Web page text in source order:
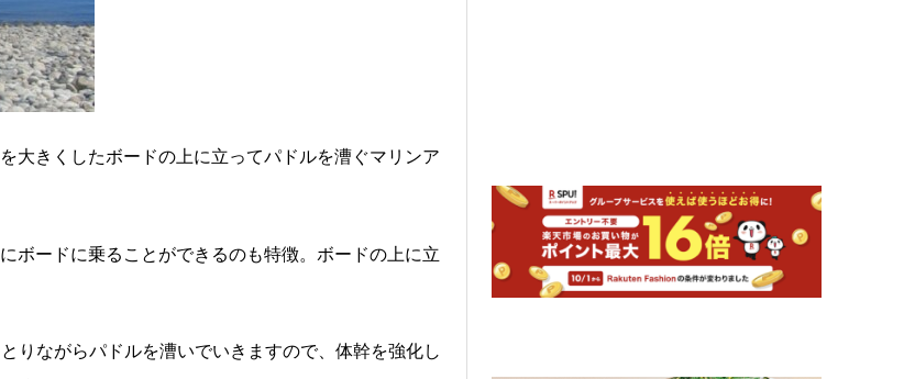
大きくしたボードの上に立ってパドルを漕ぐマリンア
ボードに乗ることができるのも特徴。ボードの上に立
りながらパドルを漕いでいきますので、体幹を強化し